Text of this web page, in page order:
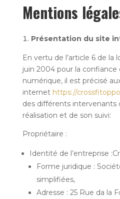
Mentions
Présentation du site
En vertu de l’article 6 de la
juin 2004 pour la confiance
numérique, il est précisé
internet https://
des différents intervenants
réalisation et de son suivi:
Propriétaire :
Identité de l’entreprise
Forme juridique :
simplifiées,
Adresse : 25 Rue da la